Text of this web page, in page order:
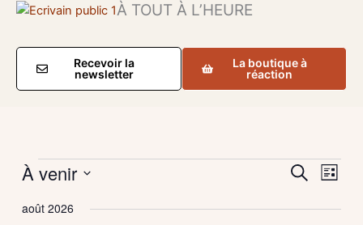
À TOUT À L’HEURE
La boutique à
réaction
Recevoir la
newsletter
Évènements
Recherche
navigation
Recherche
vues
Liste
À venir
une
août 2026